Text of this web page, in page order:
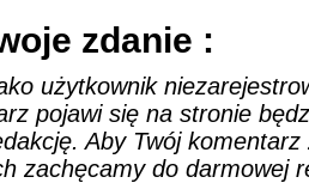
zdanie :
użytkownik
pojawi się na stronie
Aby Twój
zachęcamy do darmowej